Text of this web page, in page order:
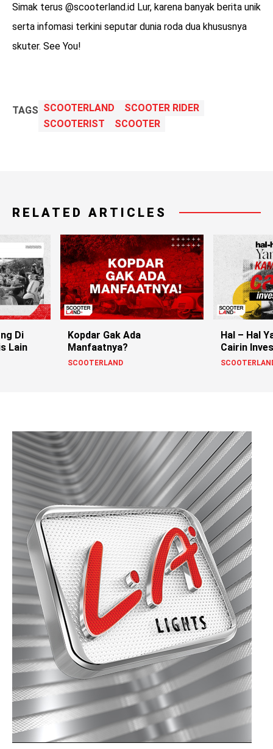
Simak terus @scooterland.id Lur, karena banyak berita unik
serta infomasi terkini seputar dunia roda dua khususnya
skuter. See You!
TAGS SCOOTERLAND
SCOOTER RIDER
SCOOTERIST
SCOOTER
RELATED ARTICLES
Di
Lain
Kopdar Gak Ada
Manfaatnya?
SCOOTERLAND
Hal – Hal
Cairin